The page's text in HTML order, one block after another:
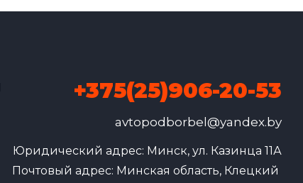
+375(25)906-20-53
avtopodborbel@yandex.by
Юридический адрес: Минск, ул. Казинца 11А
Почтовый адрес: Минская область, Клецкий